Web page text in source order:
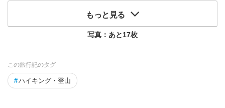
もっと見る
写真：あと17枚
この旅行記のタグ
#ハイキング・登山